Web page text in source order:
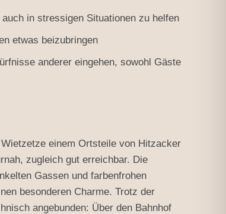
in stressigen Situationen zu helfen
etwas beizubringen
anderer eingehen, sowohl Gäste
einem Ortsteile von Hitzacker
zugleich gut erreichbar. Die
Gassen und farbenfrohen
besonderen Charme. Trotz der
angebunden: Über den Bahnhof